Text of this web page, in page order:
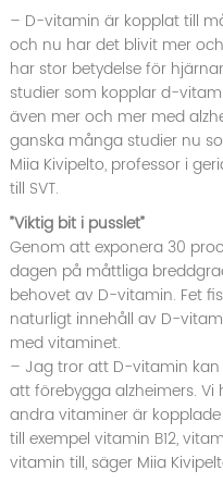
– D-vitamin är kopplat till
och nu har det blivit mer
har stor betydelse för
studier som kopplar d-
även mer och mer med
ganska många studier nu
Miia Kivipelto, professor i
till SVT.
”Viktig bit i pusslet”
Genom att exponera 30
dagen på måttliga
behovet av D-vitamin. Fet
naturligt innehåll av D-
med vitaminet.
– Jag tror att D-vitamin
att förebygga alzheimers.
andra vitaminer är
till exempel vitamin B12,
vitamin till, säger Miia